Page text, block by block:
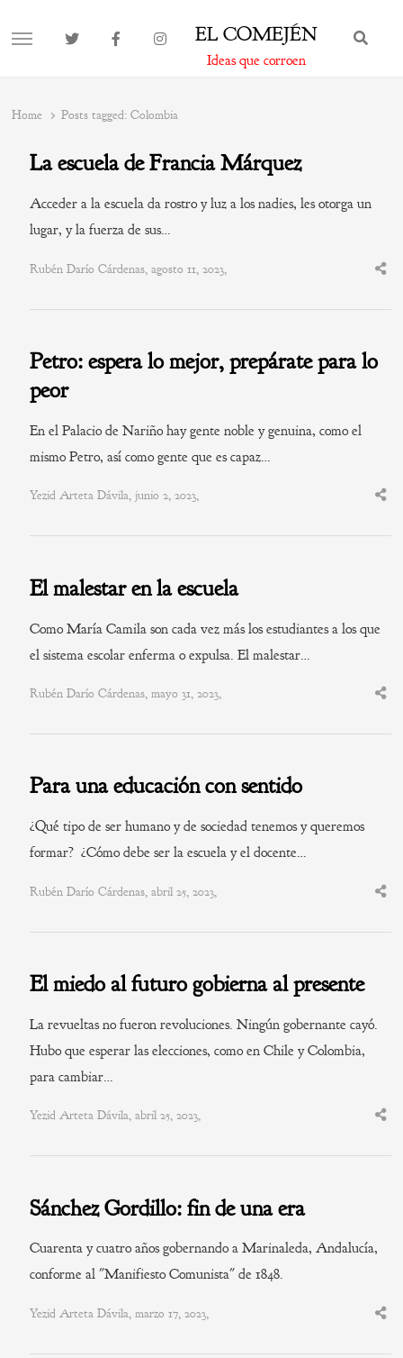
MENU EL COMEJÉN
Ideas que corroen
Home Posts tagged:Colombia
La escuela de Francia Márquez
Acceder a la escuela da rostro y luz a los nadies, les otorga un
lugar, y la fuerza de sus…
Rubén Darío Cárdenas, agosto 11, 2023,
Petro: espera lo mejor, prepárate para lo
peor
En el Palacio de Nariño hay gente noble y genuina, como el
mismo Petro, así como gente que es capaz…
Yezid Arteta Dávila, junio 2, 2023,
El malestar en la escuela
Como María Camila son cada vez más los estudiantes a los que
el sistema escolar enferma o expulsa. El malestar…
Rubén Darío Cárdenas, mayo 31, 2023,
Para una educación con sentido
¿Qué tipo de ser humano y de sociedad tenemos y queremos
formar? ¿Cómo debe ser la escuela y el docente…
Rubén Darío Cárdenas, abril 25, 2023,
El miedo al futuro gobierna al presente
La revueltas no fueron revoluciones. Ningún gobernante cayó.
Hubo que esperar las elecciones, como en Chile y Colombia,
para cambiar…
Yezid Arteta Dávila, abril 25, 2023,
Sánchez Gordillo: fin de una era
Cuarenta y cuatro años gobernando a Marinaleda, Andalucía,
conforme al "Manifiesto Comunista" de 1848.
Yezid Arteta Dávila, marzo 17, 2023,